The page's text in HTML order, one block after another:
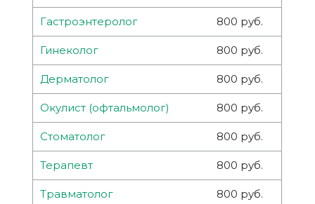
Гастроэнтеролог 800 руб.
Гинеколог 800 руб.
Дерматолог 800 руб.
Окулист (офтальмолог) 800 руб.
Стоматолог 800 руб.
Терапевт 800 руб.
Травматолог 800 руб.